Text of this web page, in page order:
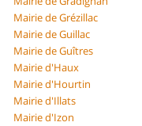
Mairie de Grézillac
Mairie de Guillac
Mairie de Guîtres
Mairie d'Haux
Mairie d'Hourtin
Mairie d'Illats
Mairie d'Izon